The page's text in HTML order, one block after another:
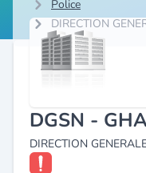
Police
DIRECTION
DGSN -
DIRECTION